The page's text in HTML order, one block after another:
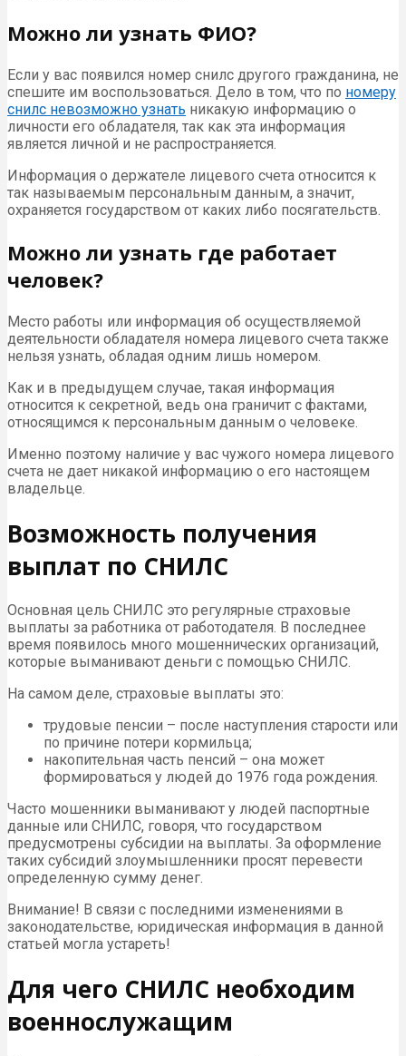
Можно ли узнать ФИО?
Если у вас появился номер снилс другого гражданина, не
спешите им воспользоваться. Дело в том, что по номеру
снилс невозможно узнать никакую информацию о
личности его обладателя, так как эта информация
является личной и не распространяется.
Информация о держателе лицевого счета относится к
так называемым персональным данным, а значит,
охраняется государством от каких либо посягательств.
Можно ли узнать где работает
человек?
Место работы или информация об осуществляемой
деятельности обладателя номера лицевого счета также
нельзя узнать, обладая одним лишь номером.
Как и в предыдущем случае, такая информация
относится к секретной, ведь она граничит с фактами,
относящимся к персональным данным о человеке.
Именно поэтому наличие у вас чужого номера лицевого
счета не дает никакой информацию о его настоящем
владельце.
Возможность получения
выплат по СНИЛС
Основная цель СНИЛС это регулярные страховые
выплаты за работника от работодателя. В последнее
время появилось много мошеннических организаций,
которые выманивают деньги с помощью СНИЛС.
На самом деле, страховые выплаты это:
трудовые пенсии – после наступления старости или
по причине потери кормильца;
накопительная часть пенсий – она может
формироваться у людей до 1976 года рождения.
Часто мошенники выманивают у людей паспортные
данные или СНИЛС, говоря, что государством
предусмотрены субсидии на выплаты. За оформление
таких субсидий злоумышленники просят перевести
определенную сумму денег.
Внимание! В связи с последними изменениями в
законодательстве, юридическая информация в данной
статьей могла устареть!
Для чего СНИЛС необходим
военнослужащим